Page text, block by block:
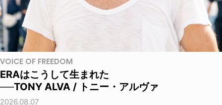
VOICE OF FREEDOM
ERAはこうして生まれた
──TONY ALVA / トニー・アルヴァ
2026.08.07